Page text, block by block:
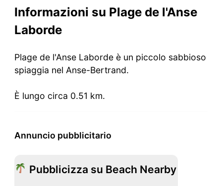
Informazioni su Plage de l'Anse
Laborde
Plage de l'Anse Laborde è un piccolo sabbioso
spiaggia nel Anse-Bertrand.
È lungo circa 0.51 km.
Annuncio pubblicitario
Pubblicizza su Beach Nearby